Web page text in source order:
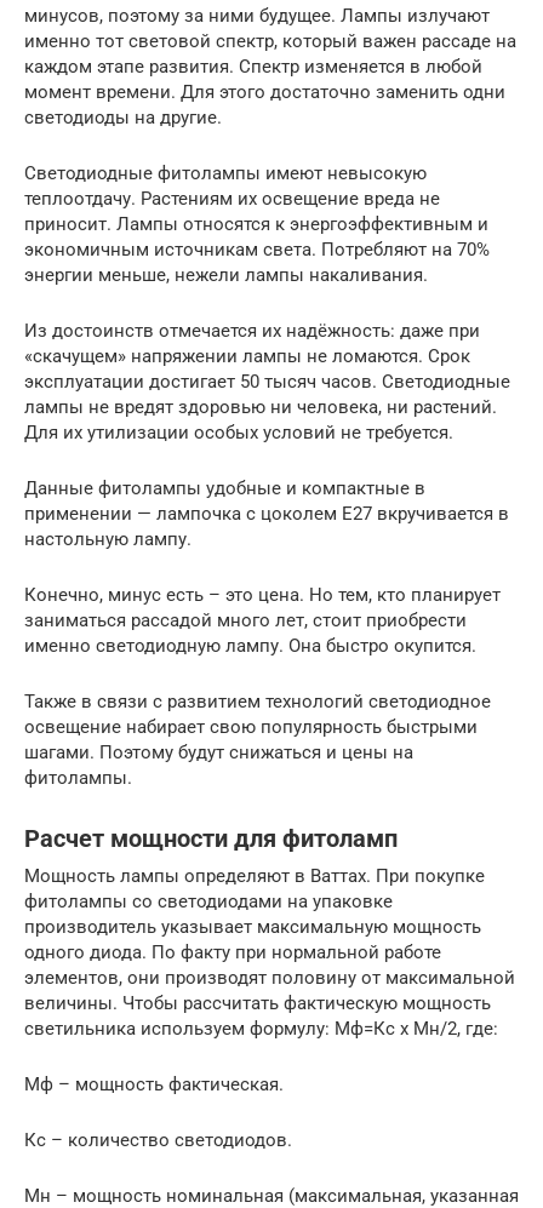
минусов, поэтому за ними будущее. Лампы излучают
именно тот световой спектр, который важен рассаде на
каждом этапе развития. Спектр изменяется в любой
момент времени. Для этого достаточно заменить одни
светодиоды на другие.
Светодиодные фитолампы имеют невысокую
теплоотдачу. Растениям их освещение вреда не
приносит. Лампы относятся к энергоэффективным и
экономичным источникам света. Потребляют на 70%
энергии меньше, нежели лампы накаливания.
Из достоинств отмечается их надёжность: даже при
«скачущем» напряжении лампы не ломаются. Срок
эксплуатации достигает 50 тысяч часов. Светодиодные
лампы не вредят здоровью ни человека, ни растений.
Для их утилизации особых условий не требуется.
Данные фитолампы удобные и компактные в
применении — лампочка с цоколем E27 вкручивается в
настольную лампу.
Конечно, минус есть – это цена. Но тем, кто планирует
заниматься рассадой много лет, стоит приобрести
именно светодиодную лампу. Она быстро окупится.
Также в связи с развитием технологий светодиодное
освещение набирает свою популярность быстрыми
шагами. Поэтому будут снижаться и цены на
фитолампы.
Расчет мощности для фитоламп
Мощность лампы определяют в Ваттах. При покупке
фитолампы со светодиодами на упаковке
производитель указывает максимальную мощность
одного диода. По факту при нормальной работе
элементов, они производят половину от максимальной
величины. Чтобы рассчитать фактическую мощность
светильника используем формулу: Мф=Кс х Мн/2, где:
Мф – мощность фактическая.
Кс – количество светодиодов.
Мн – мощность номинальная (максимальная, указанная